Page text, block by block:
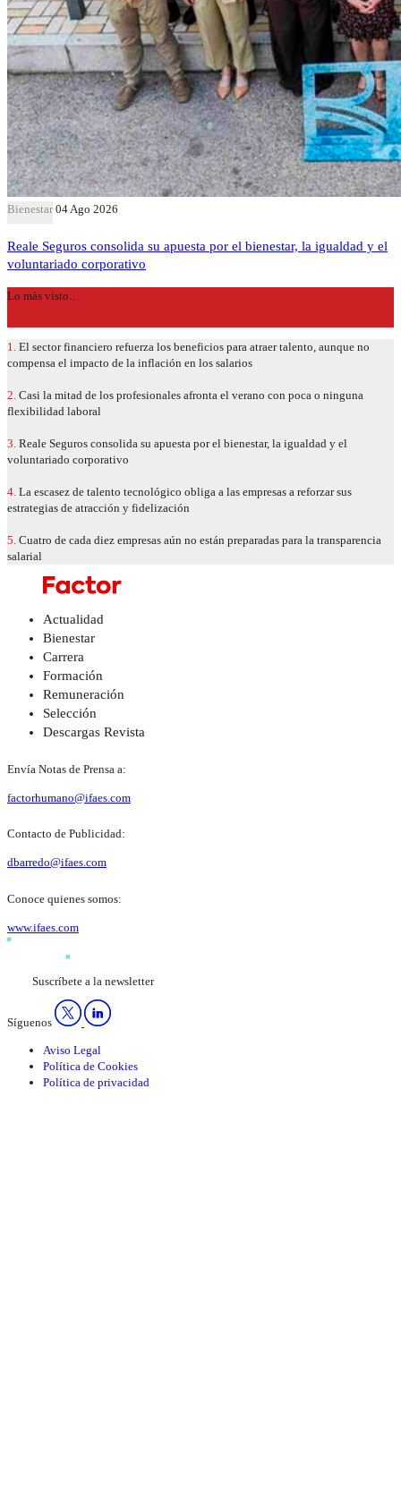
Bienestar 04 Ago 2026
Reale Seguros consolida su apuesta por el bienestar, la igualdad y el
voluntariado corporativo
Lo más visto…
1. El sector financiero refuerza los beneficios para atraer talento, aunque no
compensa el impacto de la inflación en los salarios
2. Casi la mitad de los profesionales afronta el verano con poca o ninguna
flexibilidad laboral
3. Reale Seguros consolida su apuesta por el bienestar, la igualdad y el
voluntariado corporativo
4. La escasez de talento tecnológico obliga a las empresas a reforzar sus
estrategias de atracción y fidelización
5. Cuatro de cada diez empresas aún no están preparadas para la transparencia
salarial
Actualidad
Bienestar
Carrera
Formación
Remuneración
Selección
Descargas Revista
Envía Notas de Prensa a:
factorhumano@ifaes.com
Contacto de Publicidad:
dbarredo@ifaes.com
Conoce quienes somos:
www.ifaes.com
Suscríbete a la newsletter
Síguenos
Aviso Legal
Política de Cookies
Política de privacidad